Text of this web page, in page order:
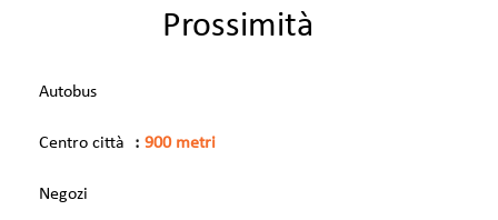
Prossimità
Autobus
Centro città 900 metri
Negozi